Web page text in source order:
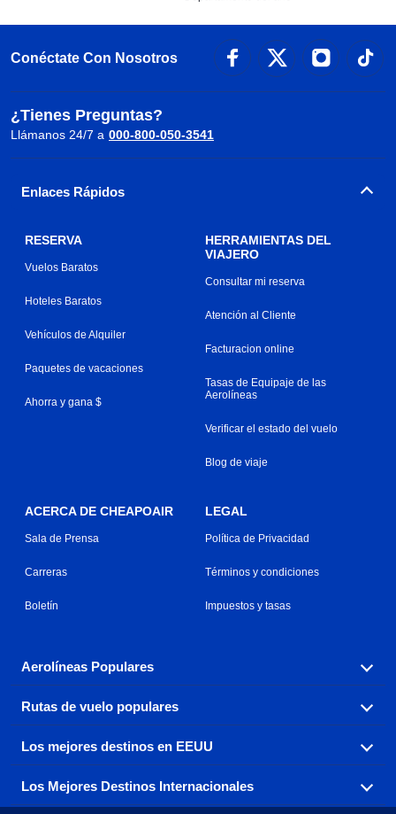
Conéctate Con Nosotros
¿Tienes Preguntas?
Llámanos 24/7 a 000-800-050-3541
Enlaces Rápidos
RESERVA
Vuelos Baratos
Hoteles Baratos
Vehículos de Alquiler
Paquetes de vacaciones
Ahorra y gana $
HERRAMIENTAS DEL
VIAJERO
Consultar mi reserva
Atención al Cliente
Facturacion online
Tasas de Equipaje de las
Aerolíneas
Verificar el estado del vuelo
Blog de viaje
ACERCA DE CHEAPOAIR
Sala de Prensa
Carreras
Boletín
LEGAL
Política de Privacidad
Términos y condiciones
Impuestos y tasas
Aerolíneas Populares
Explora nuestras opciones de tarifas aéreas baratas por
aerolínea, con más de 500 opciones para elegir.
Aeromexico
Air France Alaska Airlines
Rutas de vuelo populares
Reserva una de nuestras rutas de vuelo más populares
con tres sencillos clics.
Los mejores destinos en EEUU
Encuentra boletos de avión baratos a destinos
populares de los EEUU de costa a costa.
Los Mejores Destinos Internacionales